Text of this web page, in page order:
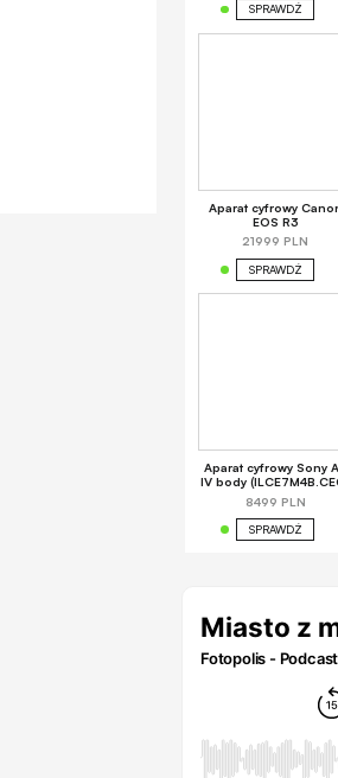
SPRAWDŹ
Aparat cyfrowy
EOS R3
21999 PLN
SPRAWDŹ
Aparat cyfrowy Sony
IV body
8499 PLN
SPRAWDŹ